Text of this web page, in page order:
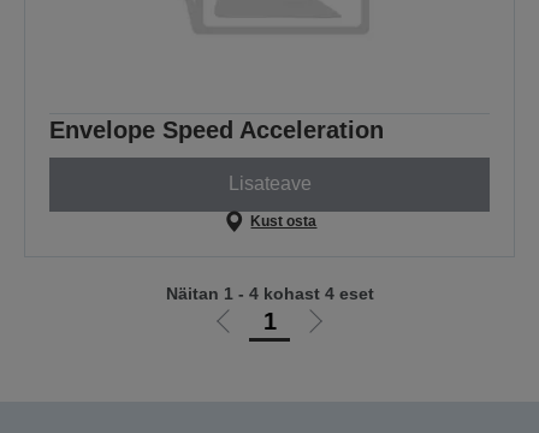
Envelope Speed Acceleration
Lisateave
Kust osta
Liigu1
Liigu
Näitan 1 - 4 kohast 4 eset